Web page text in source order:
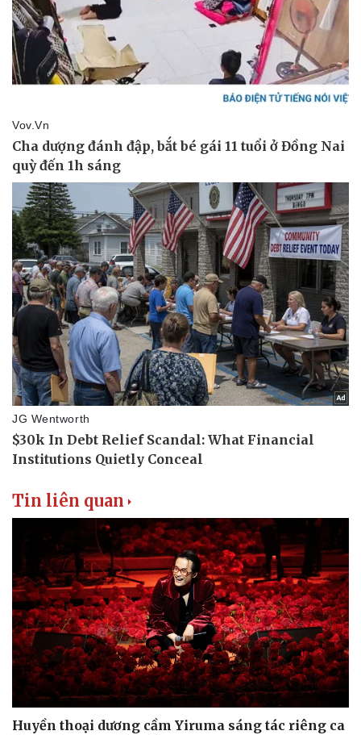
Phòng mạch online
Ăn sạch sống khỏe
Văn hóa
Sân khấu - Điện ảnh
Âm nhạc
Di sản
Nghệ sĩ
Thời trang
Sao Việt
Tin liên quan
Huyền thoại dương cầm Yiruma sáng tác riêng ca